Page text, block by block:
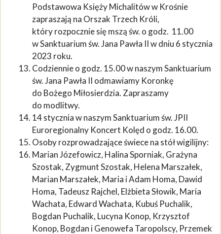
Podstawowa Księży Michalitów w Krośnie
zapraszają na Orszak Trzech Króli,
który rozpocznie się mszą św. o godz. 11.00
w Sanktuarium św. Jana Pawła II w dniu 6 stycznia
2023 roku.
Codziennie o godz. 15.00 w naszym Sanktuarium
św. Jana Pawła II odmawiamy Koronkę
do Bożego Miłosierdzia. Zapraszamy
do modlitwy.
14 stycznia w naszym Sanktuarium św. JPII
Euroregionalny Koncert Kolęd o godz. 16.00.
Osoby rozprowadzające świece na stół wigilijny:
Marian Józefowicz, Halina Sporniak, Grażyna
Szostak, Zygmunt Szostak, Helena Marszałek,
Marian Marszałek, Maria i Adam Homa, Dawid
Homa, Tadeusz Rajchel, Elżbieta Słowik, Maria
Wachata, Edward Wachata, Kubuś Puchalik,
Bogdan Puchalik, Lucyna Konop, Krzysztof
Konop, Bogdan i Genowefa Taropolscy, Przemek